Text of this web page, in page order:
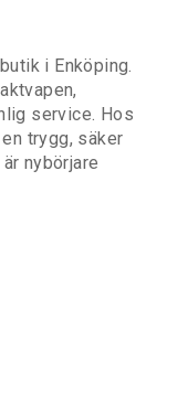
i Enköping.
service. Hos
trygg, säker
nybörjare